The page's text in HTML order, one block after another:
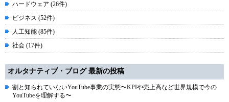
ハードウェア (26件)
ビジネス (52件)
人工知能 (85件)
社会 (17件)
オルタナティブ・ブログ 最新の投稿
割と知られていないYouTube事業の実態〜KPIや売上高など世界規模で今の
YouTubeを理解する〜